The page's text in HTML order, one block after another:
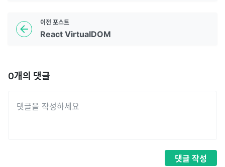
이전 포스트
React VirtualDOM
0개의 댓글
댓글 작성